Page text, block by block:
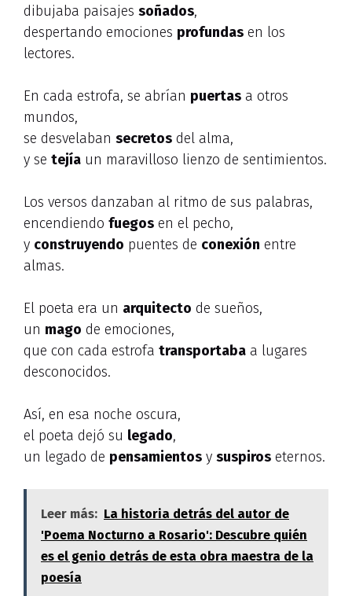
dibujaba paisajes soñados,
despertando emociones profundas en los
lectores.
En cada estrofa, se abrían puertas a otros
mundos,
se desvelaban secretos del alma,
y se tejía un maravilloso lienzo de sentimientos.
Los versos danzaban al ritmo de sus palabras,
encendiendo fuegos en el pecho,
y construyendo puentes de conexión entre
almas.
El poeta era un arquitecto de sueños,
un mago de emociones,
que con cada estrofa transportaba a lugares
desconocidos.
Así, en esa noche oscura,
el poeta dejó su legado,
un legado de pensamientos y suspiros eternos.
Leer más: La historia detrás del autor de
'Poema Nocturno a Rosario': Descubre quién
es el genio detrás de esta obra maestra de la
poesía